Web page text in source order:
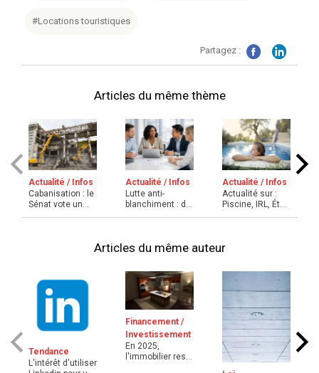
enseignant en faculté au sein de l’Université
supérieure d’Arts et Métiers (ENSAM).
#Locations touristiques
Partagez :
Articles du même thème
Actualité / Infos
Cabanisation : le
Sénat vote un
Actualité / Infos
Lutte anti-
blanchiment : du
Actualité / Infos
Actualité sur :
Piscine, IRL, État
daté, Loyers
Articles du même auteur
Tendance
L'intérêt d'utiliser
Financement /
Investissement
En 2025,
l'immobilier reste